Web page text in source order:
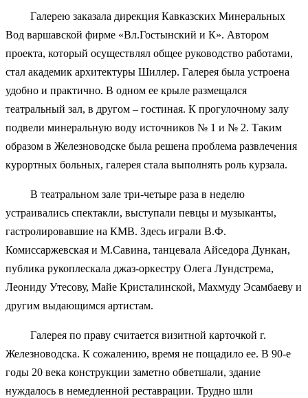
Галерею заказала дирекция Кавказских Минеральных
Вод варшавской фирме «Вл.Гостынский и К». Автором
проекта, который осуществлял общее руководство работами,
стал академик архитектуры Шиллер. Галерея была устроена
удобно и практично. В одном ее крыле размещался
театральный зал, в другом – гостиная. К прогулочному залу
подвели минеральную воду источников № 1 и № 2. Таким
образом в Железноводске была решена проблема развлечения
курортных больных, галерея стала выполнять роль курзала.
В театральном зале три-четыре раза в неделю
устраивались спектакли, выступали певцы и музыканты,
гастролировавшие на КМВ. Здесь играли В.Ф.
Комиссаржевская и М.Савина, танцевала Айседора Дункан,
публика рукоплескала джаз-оркестру Олега Лундстрема,
Леониду Утесову, Майе Кристалинской, Махмуду Эсамбаеву и
другим выдающимся артистам.
Галерея по праву считается визитной карточкой г.
Железноводска. К сожалению, время не пощадило ее. В 90-е
годы 20 века конструкции заметно обветшали, здание
нуждалось в немедленной реставрации. Трудно шли